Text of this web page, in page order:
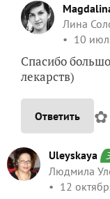
Лина
10
Спасибо
лекарств)
Ответить ✿
Uleyskaya
Людмила
12